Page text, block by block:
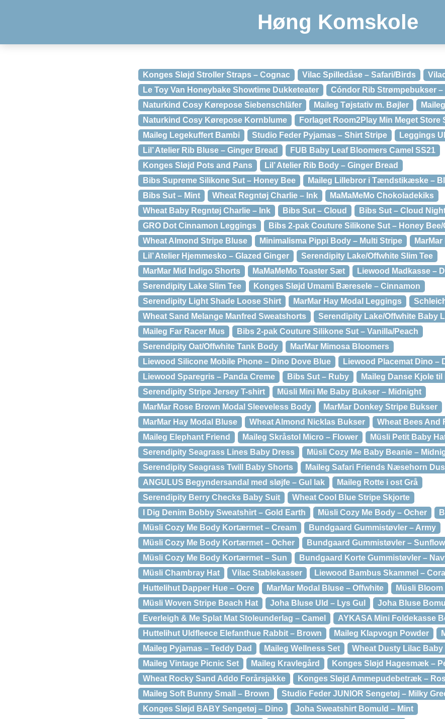
Høng Komskole
Konges Sløjd Stroller Straps – Cognac Vilac Spilledåse – Safari/Birds
Le Toy Van Honeybake Showtime Dukketeater
Cóndor Rib Strømpebukser –
Naturkind Cosy Kørepose Siebenschläfer
Maileg Tøjstativ m. Bøjler
Naturkind Cosy Kørepose Kornblume
Forlaget Room2Play Min Meget Store
Maileg Legekuffert Bambi
Studio Feder Pyjamas – Shirt Stripe
Leggings
Lil’ Atelier Rib Bluse – Ginger Bread
FUB Baby Leaf Bloomers Camel SS21
Konges Sløjd Pots and Pans
Lil’ Atelier Rib Body – Ginger Bread
Bibs Supreme Silikone Sut – Honey Bee
Maileg Lillebror i Tændstikæske –
Bibs Sut – Mint
Wheat Regntøj Charlie – Ink
MaMaMeMo Chokoladekiks
Wheat Baby Regntøj Charlie – Ink
Bibs Sut – Cloud
Bibs Sut – Cloud
GRO Dot Cinnamon Leggings
Bibs 2-pak Couture Silikone Sut – Honey Bee/
Wheat Almond Stripe Bluse
Minimalisma Pippi Body – Multi Stripe
Lil’ Atelier Hjemmesko – Glazed Ginger
Serendipity Lake/Offwhite Slim Tee
MarMar Mid Indigo Shorts
MaMaMeMo Toaster Sæt
Liewood Madkasse –
Serendipity Lake Slim Tee
Konges Sløjd Umami Bæresele – Cinnamon
Serendipity Light Shade Loose Shirt
MarMar Hay Modal Leggings
Wheat Sand Melange Manfred Sweatshorts
Serendipity Lake/Offwhite Baby
Maileg Far Racer Mus
Bibs 2-pak Couture Silikone Sut – Vanilla/Peach
Serendipity Oat/Offwhite Tank Body
MarMar Mimosa Bloomers
Liewood Silicone Mobile Phone – Dino Dove Blue
Liewood Placemat Dino –
Liewood Sparegris – Panda Creme
Bibs Sut – Ruby
Maileg Danse Kjole til
Serendipity Stripe Jersey T-shirt
Müsli Mini Me Baby Bukser – Midnight
MarMar Rose Brown Modal Sleeveless Body
MarMar Donkey Stripe Bukser
MarMar Hay Modal Bluse
Wheat Almond Nicklas Bukser
Wheat Bees And
Maileg Elephant Friend
Maileg Skråstol Micro – Flower
Müsli Petit Baby
Serendipity Seagrass Lines Baby Dress
Müsli Cozy Me Baby Beanie –
Serendipity Seagrass Twill Baby Shorts
Maileg Safari Friends Næsehorn
ANGULUS Begyndersandal med sløjfe – Gul lak
Maileg Rotte i ost Grå
Serendipity Berry Checks Baby Suit
Wheat Cool Blue Stripe Skjorte
I Dig Denim Bobby Sweatshirt – Gold Earth
Müsli Cozy Me Body – Ocher
Müsli Cozy Me Body Kortærmet – Cream
Bundgaard Gummistøvler – Army
Müsli Cozy Me Body Kortærmet – Ocher
Bundgaard Gummistøvler –
Müsli Cozy Me Body Kortærmet – Sun
Bundgaard Korte Gummistøvler –
Müsli Chambray Hat
Vilac Stablekasser
Liewood Bambus Skammel –
Huttelihut Dapper Hue – Ocre
MarMar Modal Bluse – Offwhite
Müsli
Müsli Woven Stripe Beach Hat
Joha Bluse Uld – Lys Gul
Joha Bluse
Everleigh & Me Splat Mat Stoleunderlag – Camel
AYKASA Mini Foldekasse
Huttelihut Uldfleece Elefanthue Rabbit – Brown
Maileg Klapvogn Powder
Maileg Pyjamas – Teddy Dad
Maileg Wellness Set
Wheat Dusty Lilac
Maileg Vintage Picnic Set
Maileg Kravlegård
Konges Sløjd Hagesmæk –
Wheat Rocky Sand Addo Forårsjakke
Konges Sløjd Ammepudebetræk –
Maileg Soft Bunny Small – Brown
Studio Feder JUNIOR Sengetøj – Milky
Konges Sløjd BABY Sengetøj – Dino
Joha Sweatshirt Bomuld – Mint